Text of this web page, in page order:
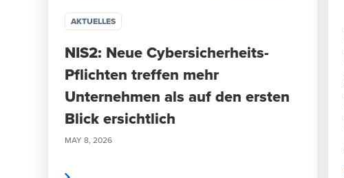
AKTUELLES
NIS2: Neue Cybersicherheits-
Pflichten treffen mehr
Unternehmen als auf den ersten
Blick ersichtlich
MAY 8, 2026